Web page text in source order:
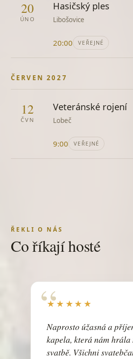
Děti ráje
Petr Hapka
Aleš Brichta
Dívka z Ipanemy
Dlažební kostka
David Stypka, Ewa Farna
Dobrý kafe
Jaromír Nohavica
Dominiku
Norah Jones
Don't Stop Me Now
20
ÚNO
Hasičský ples
Libošovice
20:00 VEŘEJNÉ
ČERVEN 2027
12
ČVN
Veteránské rojení
Lobeč
9:00 VEŘEJNÉ
ŘEKLI O NÁS
Co říkají hosté
★★★★★
Naprosto úžasná a
kapela, která nám hrála
svatbě. Všichni